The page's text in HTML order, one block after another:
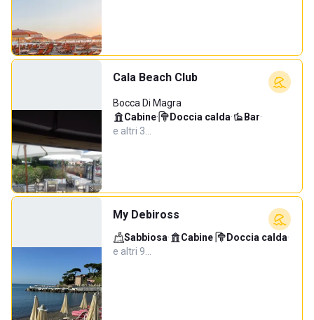
Cala Beach Club
Bocca Di Magra
Cabine· Doccia calda· Bar·
e altri 3…
My Debiross
Sabbiosa· Cabine· Doccia calda·
e altri 9…